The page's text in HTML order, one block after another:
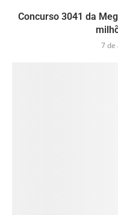
Concurso 3041 da
7 de